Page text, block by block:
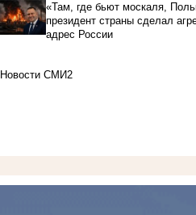
«Там, где бьют москаля,
президент страны сделал
адрес России
Новости СМИ2